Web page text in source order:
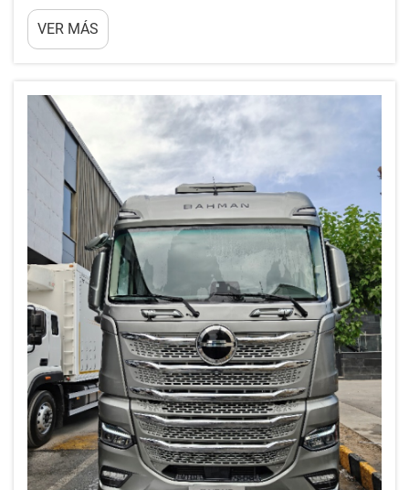
productos químicos y aceites comestibles:
cumplimiento normativo, seguridad y
compatibilidad de materiales. Los camiones
productos químicos o aceites comestibles deben
cumplir rigurosos marcos regulatorios, incluidos...
VER MÁS